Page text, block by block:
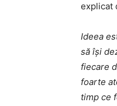
explicat
Ideea
să își
fiecare
foarte
timp ce